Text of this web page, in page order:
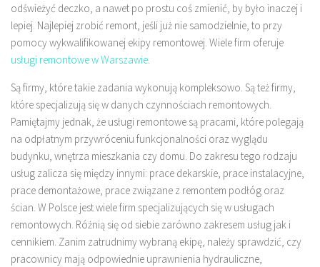
odświeżyć deczko, a nawet po prostu coś zmienić, by było inaczej i
lepiej. Najlepiej zrobić remont, jeśli już nie samodzielnie, to przy
pomocy wykwalifikowanej ekipy remontowej. Wiele firm oferuje
usługi remontowe w Warszawie
Są firmy, które takie zadania wykonują kompleksowo. Są też firmy,
które specjalizują się w danych czynnościach remontowych.
Pamiętajmy jednak, że usługi remontowe są pracami, które polegają
na odpłatnym przywróceniu funkcjonalności oraz wyglądu
budynku, wnętrza mieszkania czy domu. Do zakresu tego rodzaju
usług zalicza się między innymi: prace dekarskie, prace instalacyjne,
prace demontażowe, prace związane z remontem podłóg oraz
ścian. W Polsce jest wiele firm specjalizujących się w usługach
remontowych. Różnią się od siebie zarówno zakresem usług jak i
cennikiem. Zanim zatrudnimy wybraną ekipę, należy sprawdzić, czy
pracownicy mają odpowiednie uprawnienia hydrauliczne,